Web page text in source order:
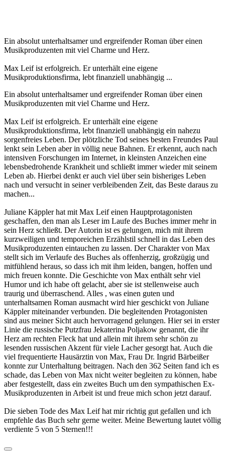
Ein absolut unterhaltsamer und ergreifender Roman über einen
Musikproduzenten mit viel Charme und Herz.
Max Leif ist erfolgreich. Er unterhält eine eigene
Musikproduktionsfirma, lebt finanziell unabhängig ...
Ein absolut unterhaltsamer und ergreifender Roman über einen
Musikproduzenten mit viel Charme und Herz.
Max Leif ist erfolgreich. Er unterhält eine eigene
Musikproduktionsfirma, lebt finanziell unabhängig ein nahezu
sorgenfreies Leben. Der plötzliche Tod seines besten Freundes Paul
lenkt sein Leben aber in völlig neue Bahnen. Er erkennt, auch nach
intensiven Forschungen im Internet, in kleinsten Anzeichen eine
lebensbedrohende Krankheit und schließt immer wieder mit seinem
Leben ab. Hierbei denkt er auch viel über sein bisheriges Leben
nach und versucht in seiner verbleibenden Zeit, das Beste daraus zu
machen...
Juliane Käppler hat mit Max Leif einen Hauptprotagonisten
geschaffen, den man als Leser im Laufe des Buches immer mehr in
sein Herz schließt. Der Autorin ist es gelungen, mich mit ihrem
kurzweiligen und temporeichen Erzählstil schnell in das Leben des
Musikproduzenten eintauchen zu lassen. Der Charakter von Max
stellt sich im Verlaufe des Buches als offenherzig, großzügig und
mitfühlend heraus, so dass ich mit ihm leiden, bangen, hoffen und
mich freuen konnte. Die Geschichte von Max enthält sehr viel
Humor und ich habe oft gelacht, aber sie ist stellenweise auch
traurig und überraschend. Alles , was einen guten und
unterhaltsamen Roman ausmacht wird hier geschickt von Juliane
Käppler miteinander verbunden. Die begleitenden Protagonisten
sind aus meiner Sicht auch hervorragend gelungen. Hier sei in erster
Linie die russische Putzfrau Jekaterina Poljakow genannt, die ihr
Herz am rechten Fleck hat und allein mit ihrem sehr schön zu
lesenden russischen Akzent für viele Lacher gesorgt hat. Auch die
viel frequentierte Hausärztin von Max, Frau Dr. Ingrid Bärbeißer
konnte zur Unterhaltung beitragen. Nach den 362 Seiten fand ich es
schade, das Leben von Max nicht weiter begleiten zu können, habe
aber festgestellt, dass ein zweites Buch um den sympathischen Ex-
Musikproduzenten in Arbeit ist und freue mich schon jetzt darauf.
Die sieben Tode des Max Leif hat mir richtig gut gefallen und ich
empfehle das Buch sehr gerne weiter. Meine Bewertung lautet völlig
verdiente 5 von 5 Sternen!!!